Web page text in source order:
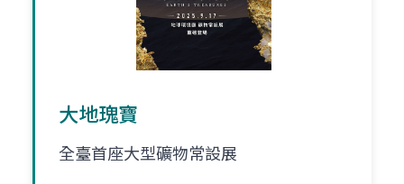
大地瑰寶
全臺首座大型礦物常設展